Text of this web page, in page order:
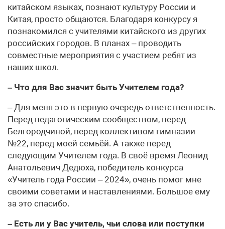
китайском языках, познают культуру России и
Китая, просто общаются. Благодаря конкурсу я
познакомился с учителями китайского из других
российских городов. В планах – проводить
совместные мероприятия с участием ребят из
наших школ.
– Что для Вас значит быть Учителем года?
– Для меня это в первую очередь ответственность.
Перед педагогическим сообществом, перед
Белгородчиной, перед коллективом гимназии
№22, перед моей семьёй. А также перед
следующим Учителем года. В своё время Леонид
Анатольевич Дедюха, победитель конкурса
«Учитель года России – 2024», очень помог мне
своими советами и наставлениями. Большое ему
за это спасибо.
– Есть ли у Вас учитель, чьи слова или поступки